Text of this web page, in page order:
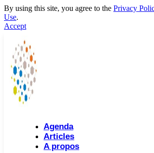
By using this site, you agree to the Privacy
Use.
Accept
Agenda
Articles
A propos